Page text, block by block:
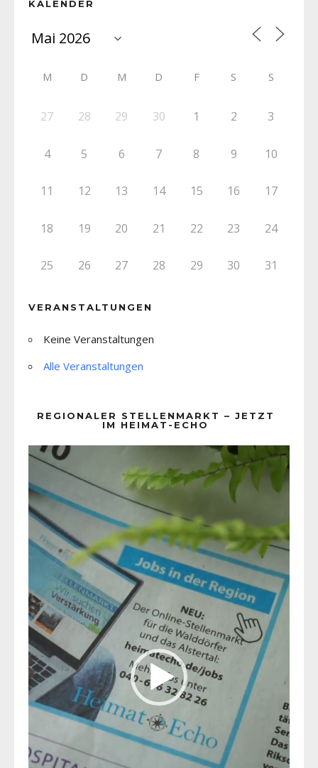
KALENDER
M D M D F S S
27 28 29 30 1 2 3
4 5 6 7 8 9 10
11 12 13 14 15 16 17
18 19 20 21 22 23 24
25 26 27 28 29 30 31
VERANSTALTUNGEN
Keine Veranstaltungen
Alle Veranstaltungen
REGIONALER STELLENMARKT – JETZT
IM HEIMAT-ECHO
Player